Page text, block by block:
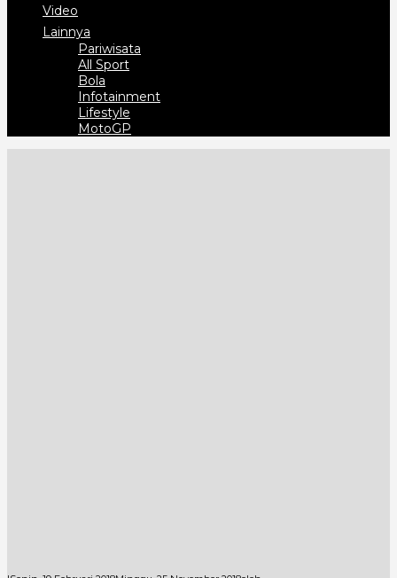
Video
Lainnya
Pariwisata
All Sport
Bola
Infotainment
Lifestyle
MotoGP